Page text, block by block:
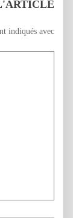
indiqués avec